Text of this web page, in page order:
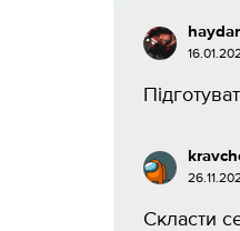
Скласти